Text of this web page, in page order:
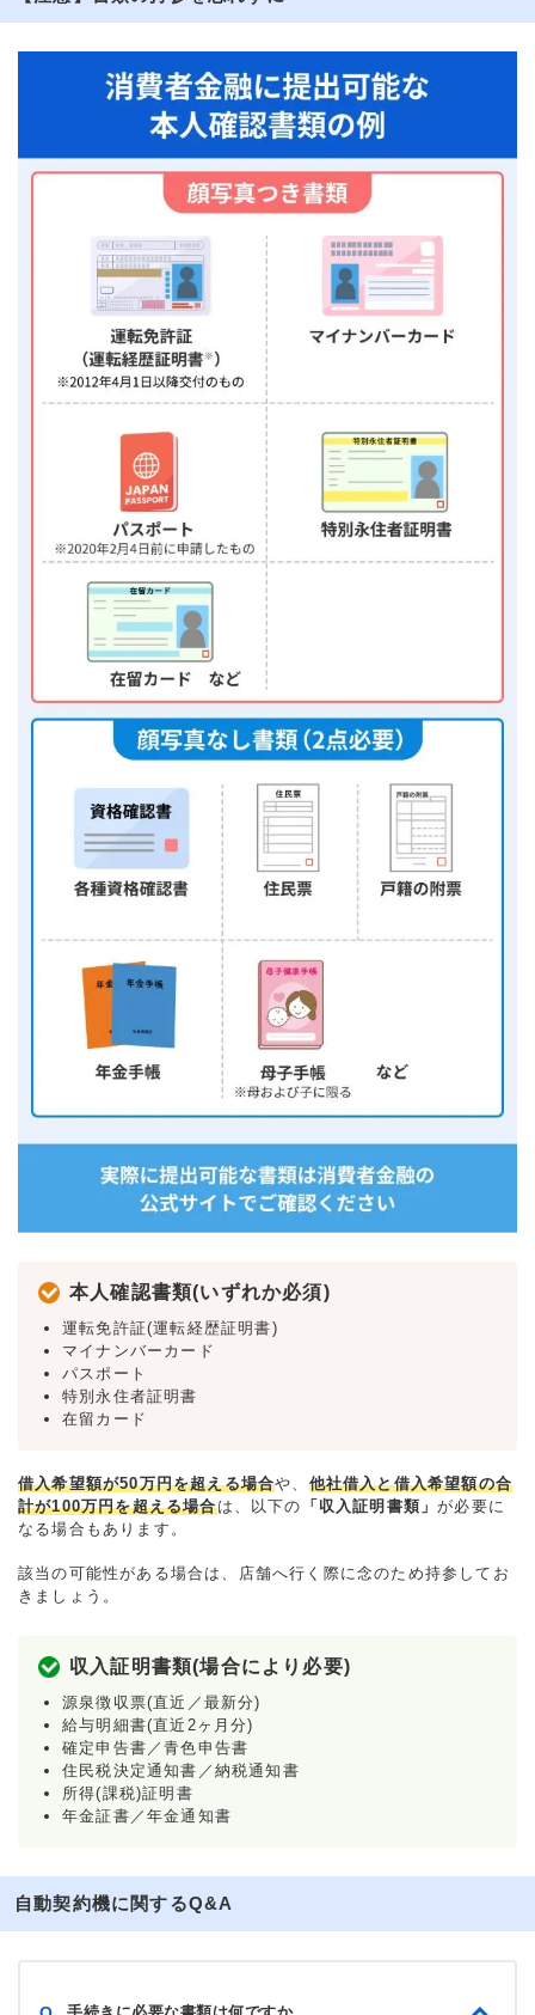
本人確認書類(いずれか必須)
運転免許証(運転経歴証明書)
マイナンバーカード
パスポート
特別永住者証明書
在留カード
借入希望額が50万円を超える場合や、 他社借入と借入希望額の合
計が100万円を超える場合は、以下の 「収入証明書類」が必要に
なる場合もあります。
該当の可能性がある場合は、店舗へ行く際に念のため持参してお
きましょう。
収入証明書類(場合により必要)
源泉徴収票(直近／最新分)
給与明細書(直近2ヶ月分)
確定申告書／青色申告書
住民税決定通知書／納税通知書
所得(課税)証明書
年金証書／年金通知書
自動契約機に関するQ&A